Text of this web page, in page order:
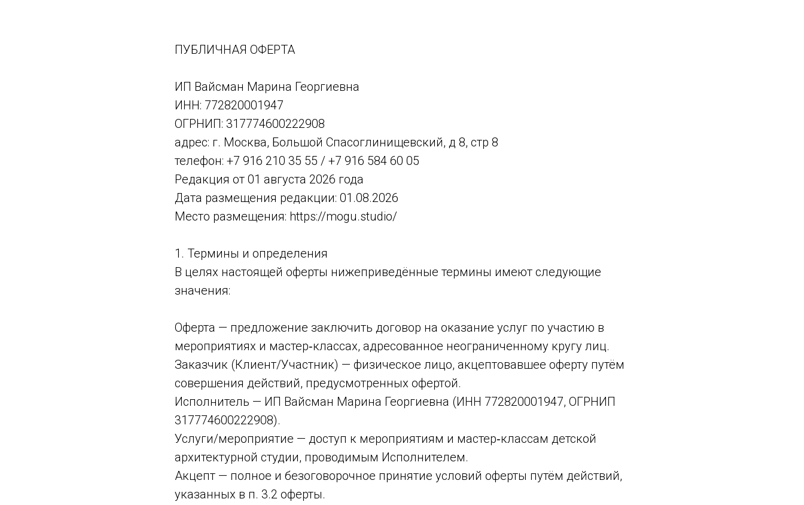
ПУБЛИЧНАЯ ОФЕРТА
ИП Вайсман Марина Георгиевна
ИНН: 772820001947
ОГРНИП: 317774600222908
адрес: г. Москва, Большой Спасоглинищевский, д 8, стр 8
телефон: +7 916 210 35 55 / +7 916 584 60 05
Редакция от 01 августа 2026 года
Дата размещения редакции: 01.08.2026
Место размещения: https://mogu.studio/
1. Термины и определения
В целях настоящей оферты нижеприведённые термины имеют следующие
значения:
Оферта — предложение заключить договор на оказание услуг по участию в
мероприятиях и мастер‑классах, адресованное неограниченному кругу лиц.
Заказчик (Клиент/Участник) — физическое лицо, акцептовавшее оферту путём
совершения действий, предусмотренных офертой.
Исполнитель — ИП Вайсман Марина Георгиевна (ИНН 772820001947, ОГРНИП
317774600222908).
Услуги/мероприятие — доступ к мероприятиям и мастер‑классам детской
архитектурной студии, проводимым Исполнителем.
Акцепт — полное и безоговорочное принятие условий оферты путём действий,
указанных в п. 3.2 оферты.